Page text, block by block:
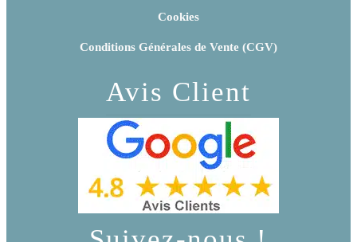
Cookies
Conditions Générales de Vente (CGV)
Avis Client